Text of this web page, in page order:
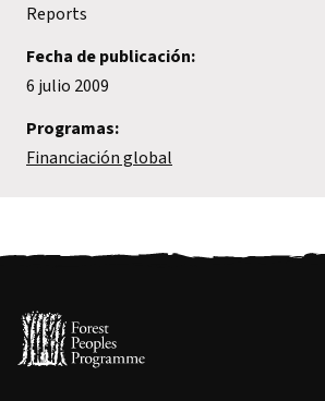
Documentos informativos
Presentaciones legales
Reports
Fecha de publicación:
6 julio 2009
Programas:
Financiación global